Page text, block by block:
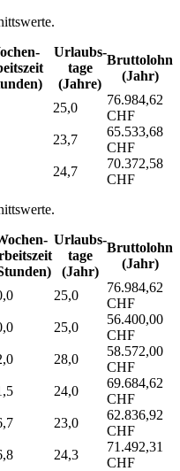
Urlaubs­
tage
(Jahre)
Bruttolohn
(Jahr)
25,0
76.984,62
CHF
23,7
65.533,68
CHF
24,7
70.372,58
CHF
Urlaubs­
tage
(Jahr)
Bruttolohn
(Jahr)
25,0
76.984,62
CHF
25,0
56.400,00
CHF
28,0
58.572,00
CHF
24,0
69.684,62
CHF
23,0
62.836,92
CHF
24,3
71.492,31
CHF